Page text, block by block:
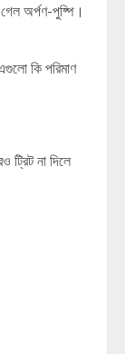
অর্পণ-পুষ্পি।
কি পরিমাণ
না দিলে